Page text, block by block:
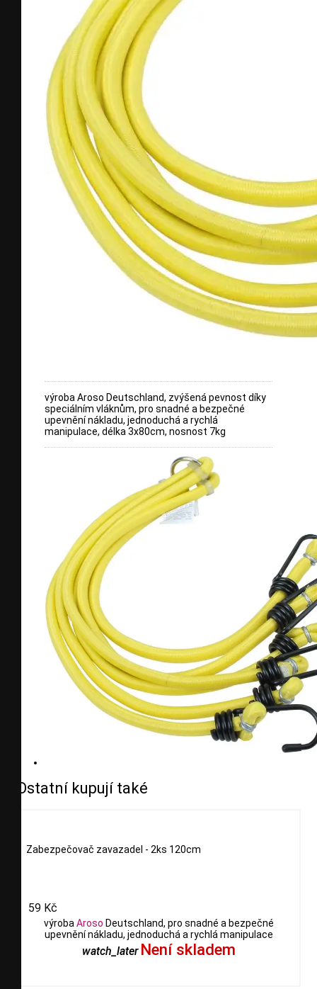
výroba Aroso Deutschland, zvýšená pevnost díky
speciálním vláknům, pro snadné a bezpečné
upevnění nákladu, jednoduchá a rychlá
manipulace, délka 3x80cm, nosnost 7kg
Ostatní kupují také
Zabezpečovač zavazadel - 2ks 120cm
59 Kč
výrobaAroso Deutschland, pro snadné a bezpečné
upevnění nákladu, jednoduchá a rychlá manipulace
watch_later Není skladem